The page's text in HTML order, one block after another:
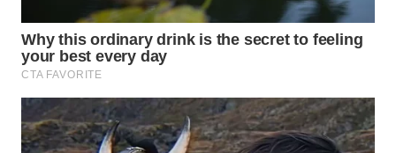
WN
SURABAYA
WN
NATUNA